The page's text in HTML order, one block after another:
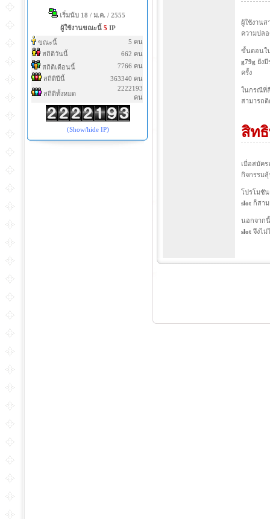
เริ่มนับ 18 / ม.ค. / 2555
ผู้ใช้งานขณะนี้ 5 IP
ขณะนี้
5 คน
สถิติวันนี้
662 คน
สถิติเดือนนี้
7766 คน
สถิติปีนี้
363340 คน
สถิติทั้งหมด
2222193
คน
(Show/hide IP)
ผู้ใช้งาน
ความปล
ขั้นตอนใ
g79g ยัง
ครั้ง
ในกรณีที่
สามารถติ
สิท
เมื่อสมัค
กิจกรรม
โปรโมชั
slot ก็สา
นอกจาก
slot จึงไม่